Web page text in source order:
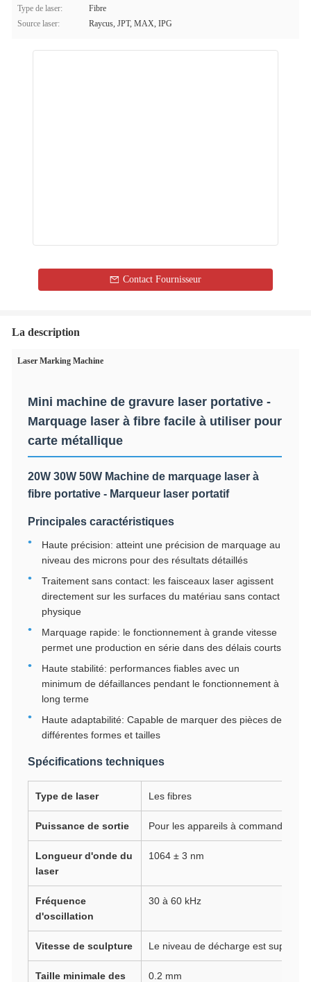
Type de laser:
Fibre
Source laser:
Raycus, JPT, MAX, IPG
Contact Fournisseur
La description
Laser Marking Machine
Mini machine de gravure laser portative -
Marquage laser à fibre facile à utiliser pour
carte métallique
20W 30W 50W Machine de marquage laser à
fibre portative - Marqueur laser portatif
Principales caractéristiques
Haute précision: atteint une précision de marquage au
niveau des microns pour des résultats détaillés
Traitement sans contact: les faisceaux laser agissent
directement sur les surfaces du matériau sans contact
physique
Marquage rapide: le fonctionnement à grande vitesse
permet une production en série dans des délais courts
Haute stabilité: performances fiables avec un
minimum de défaillances pendant le fonctionnement à
long terme
Haute adaptabilité: Capable de marquer des pièces de
différentes formes et tailles
Spécifications techniques
Type de laser Les fibres
Puissance de sortie Pour les appareils à commande
Longueur d'onde du
laser
1064 ± 3 nm
Fréquence
d'oscillation
30 à 60 kHz
Vitesse de sculpture Le niveau de décharge est
Taille minimale des
0.2 mm